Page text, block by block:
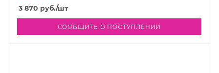
3 870 руб./шт
СООБЩИТЬ О ПОСТУПЛЕНИИ